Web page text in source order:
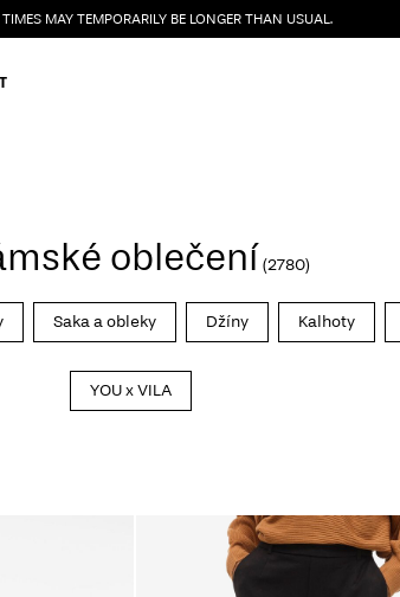
TIMES MAY TEMPORARILY BE LONGER THAN USUAL.
oblečení (2780)
Saka a obleky Džíny Kalhoty
YOU x VILA